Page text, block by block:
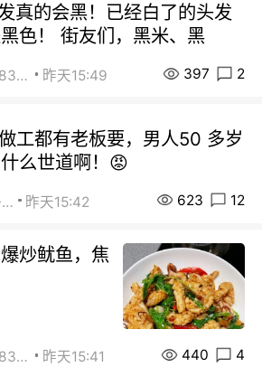
真的会黑！已经白了的头发
色！ 街友们，黑米、黑
街友472838572 昨天15:49 397 2
工都有老板要，男人50 多岁
么世道啊！😡
… 昨天15:42 623 12
炒鱿鱼，焦
街友472838572 昨天15:41 440 4